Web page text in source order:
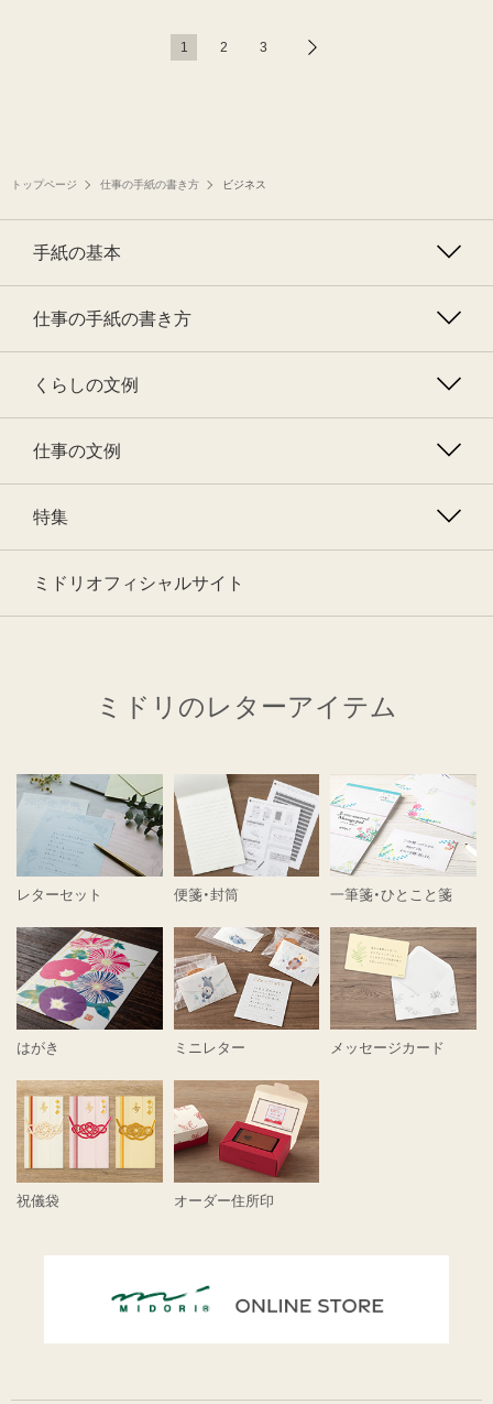
1 2 3
トップページ 仕事の手紙の書き方 ビジネス
手紙の基本
仕事の手紙の書き方
くらしの文例
仕事の文例
特集
ミドリオフィシャルサイト
ミドリのレターアイテム
レターセット 便箋・封筒 一筆箋・ひとこと箋
はがき ミニレター メッセージカード
祝儀袋 オーダー住所印